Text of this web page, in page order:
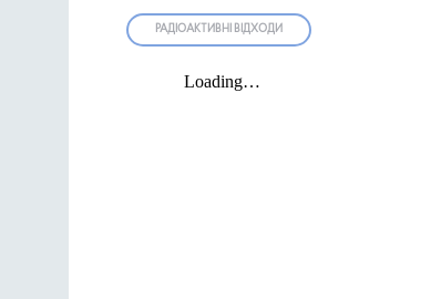
РАДІОАКТИВНІ ВІДХОДИ